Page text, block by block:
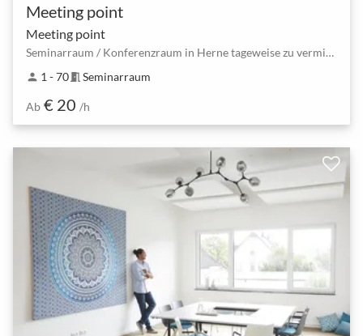
Meeting point
Meeting point
Seminarraum / Konferenzraum in Herne tageweise zu vermieten
person 1 - 70meeting_room Seminarraum
Ab € 20 /h